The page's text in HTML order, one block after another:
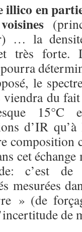
illico en
… la
très forte.
le
du
15°C
d’IR
composition
cet
c’est de
mesurées
» (de
de